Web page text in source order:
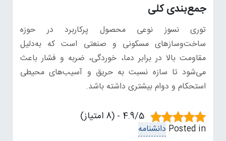
جمع‌بندی کلی
توری نسوز نوعی محصول پرکاربرد در حوزه
ساخت‌وسازهای مسکونی و صنعتی است که به‌دلیل
مقاومت بالا در برابر دما، خوردگی، ضربه و فشار باعث
می‌شود تا سازه نسبت به حریق و آسیب‌های محیطی
استحکام و دوام بیشتری داشته باشد.
4.9/5 - (8 امتیاز)
Posted in دانشنامه